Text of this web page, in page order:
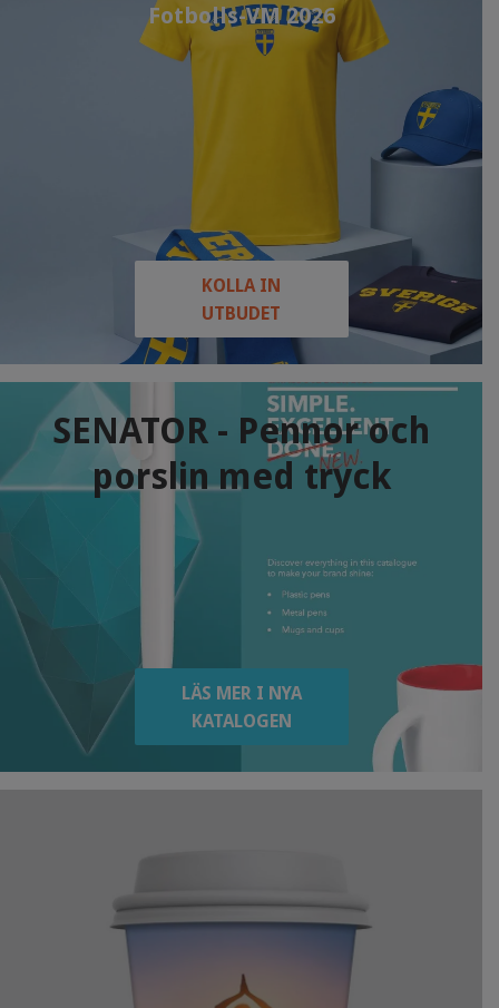
Fotbolls-VM 2026
KOLLA IN
UTBUDET
SENATOR - Pennor och
porslin med tryck
LÄS MER I NYA
KATALOGEN